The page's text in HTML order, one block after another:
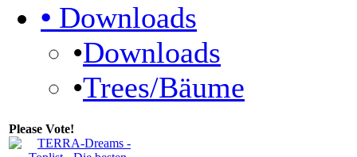
• Downloads
•Downloads
•Trees/Bäume
Please Vote!